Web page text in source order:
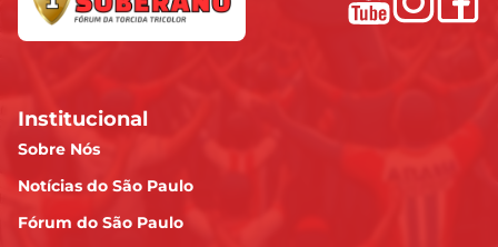
Institucional
Sobre Nós
Notícias do São Paulo
Fórum do São Paulo